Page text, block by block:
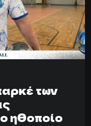
των
ηθοποίο